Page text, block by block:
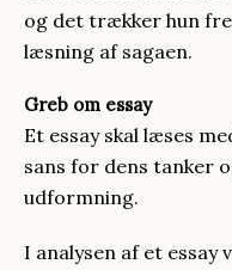
og det trækker hun
læsning af sagaen.
Greb om essay
Et essay skal læses
sans for dens tanker
udformning.
I analysen af et